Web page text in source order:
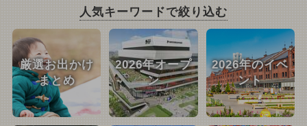
人気キーワードで絞り込む
厳選お出かけ
まとめ
2026年オープ
ン
2026年のイベ
ント